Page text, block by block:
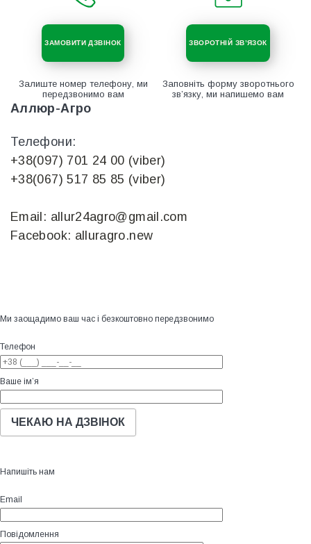
ЗАМОВИТИ ДЗВІНОК
Залиште номер телефону, ми
передзвонимо вам
ЗВОРОТНІЙ ЗВ’ЯЗОК
Заповніть форму зворотнього
зв’язку, ми напишемо вам
Аллюр-Агро
Телефони:
+38(097) 701 24 00 (viber)
+38(067) 517 85 85 (viber)
Email: allur24agro@gmail.com
Facebook: alluragro.new
Ми заощадимо ваш час і безкоштовно передзвонимо
Телефон
Ваше ім’я
Напишіть нам
Email
Повідомлення